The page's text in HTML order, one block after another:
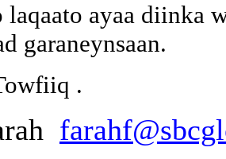
laqaato ayaa diinka
garaneynsaan.
.